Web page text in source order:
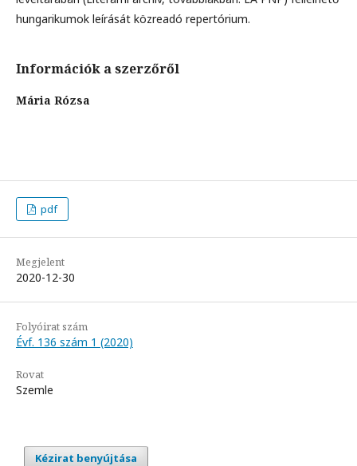
hungarikumok leírását közreadó repertórium.
Információk a szerzőről
Mária Rózsa
pdf
Megjelent
2020-12-30
Folyóirat szám
Évf. 136 szám 1 (2020)
Rovat
Szemle
Kézirat benyújtása